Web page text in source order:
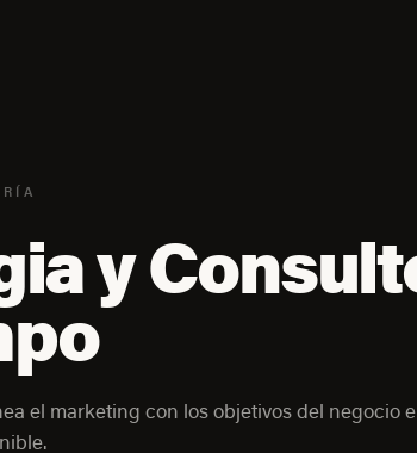
y
el marketing con los objetivos del negocio e